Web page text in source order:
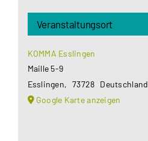
Veranstaltungsort
KOMMA Esslingen
Maille 5-9
Esslingen, 73728 Deutschland
Google Karte anzeigen